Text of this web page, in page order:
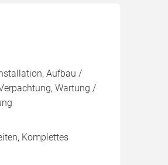
Aufbau /
Wartung /
Komplettes